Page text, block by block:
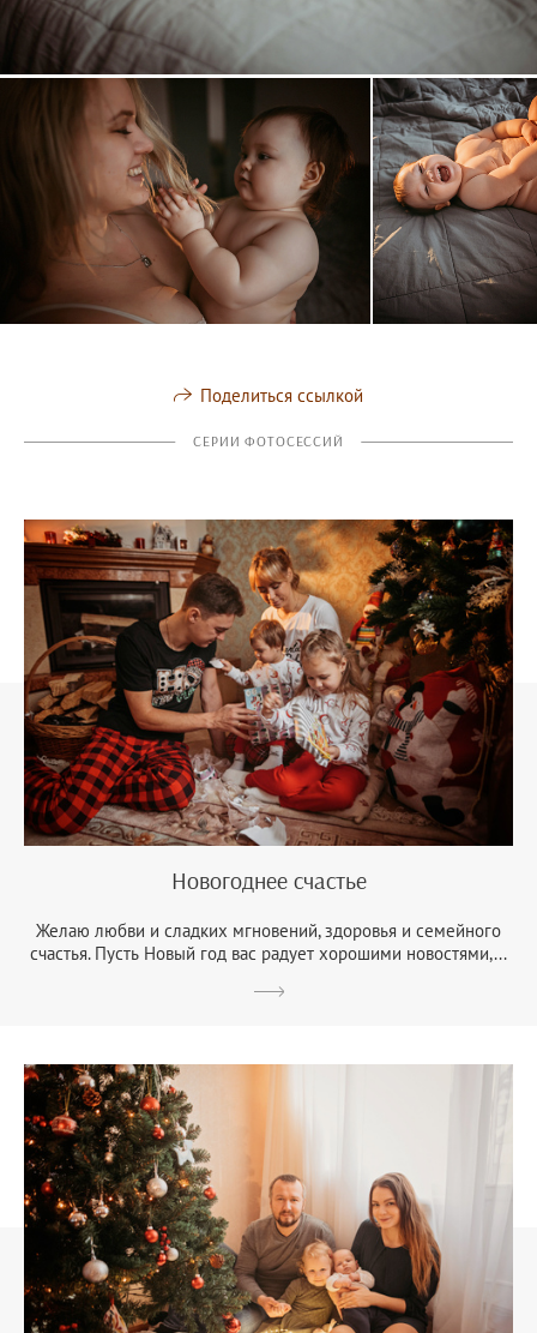
Поделиться ссылкой
СЕРИИ ФОТОСЕССИЙ
Новогоднее счастье
Желаю любви и сладких мгновений, здоровья и семейного
счастья. Пусть Новый год вас радует хорошими новостями,...